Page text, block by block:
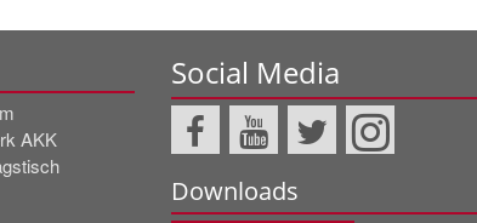
AKK
Social Media
Downloads